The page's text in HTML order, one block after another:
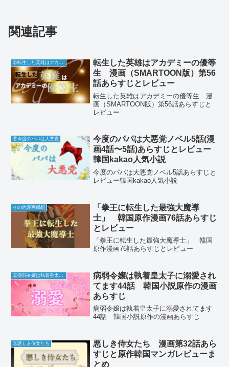
関連記事
Ⓓ転生した英雄はアカデミーの優等生
転生した英雄はアカデミーの優等
生 漫画（SMARTOON版）第56
話あらすじとレビュー
転生した英雄はアカデミーの優等生 漫
画（SMARTOON版）第56話あらすじと
レビュー
Ⓕ今度のパパは大悪党
今度のパパは大悪党ノベル5話(漫
画4話〜5話)あらすじとレビュー
韓国kakao人気小説
今度のパパは大悪党ノベル5話あらすじと
レビュー韓国kakao人気小説
その他漫画感想
「拳王に転生した最強大魔導
士」 韓国原作漫画76話あらすじ
とレビュー
「拳王に転生した最強大魔導士」 韓国
原作漫画76話あらすじとレビュー
⑥病弱令嬢は執着皇太子に溺愛されてます
病弱令嬢は執着皇太子に溺愛され
てます44話 韓国小説原作の漫画
あらすじ
病弱令嬢は執着皇太子に溺愛されてます
44話 韓国小説原作の漫画あらすじ
Ⓖ悪しき侍女たち
悪しき侍女たち 漫画第32話あら
すじと原作韓国マンガレビューま
とめ